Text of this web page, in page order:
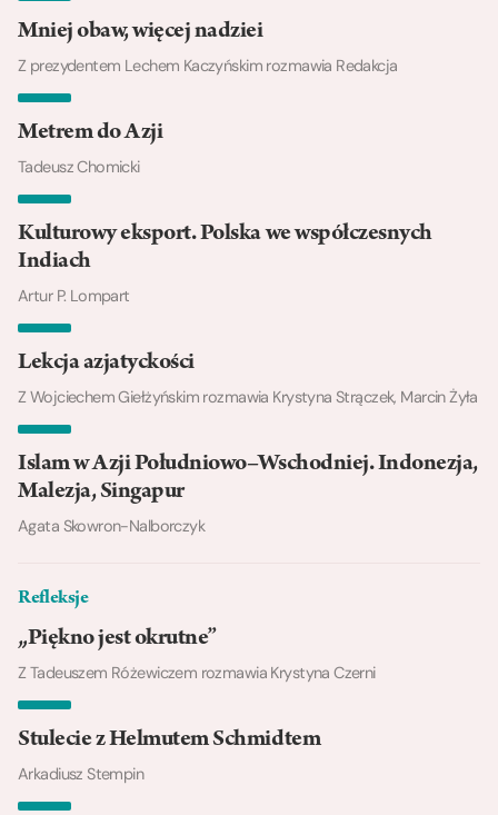
Mniej obaw, więcej nadziei
Z prezydentem Lechem Kaczyńskim rozmawia Redakcja
Metrem do Azji
Tadeusz Chomicki
Kulturowy eksport. Polska we współczesnych
Indiach
Artur P. Lompart
Lekcja azjatyckości
Z Wojciechem Giełżyńskim rozmawia Krystyna Strączek, Marcin Żyła
Islam w Azji Południowo–Wschodniej. Indonezja,
Malezja, Singapur
Agata Skowron-Nalborczyk
Refleksje
„Piękno jest okrutne”
Z Tadeuszem Różewiczem rozmawia Krystyna Czerni
Stulecie z Helmutem Schmidtem
Arkadiusz Stempin